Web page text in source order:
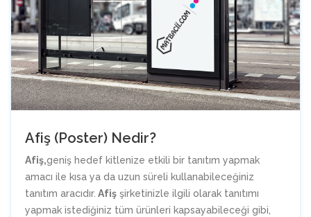
Afiş (Poster) Nedir?
Afiş,geniş hedef kitlenize etkili bir tanıtım yapmak
amacı ile kısa ya da uzun süreli kullanabileceğiniz
tanıtım aracıdır. Afiş şirketinizle ilgili olarak tanıtımı
yapmak istediğiniz tüm ürünleri kapsayabileceği gibi,